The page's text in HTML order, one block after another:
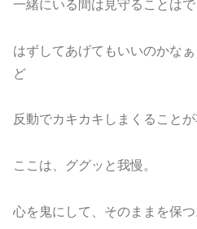
一緒にいる間は見守ることはで
はずしてあげてもいいのかな
ど
反動でカキカキしまくることが
ここは、ググッと我慢。
心を鬼にして、そのままを保つ